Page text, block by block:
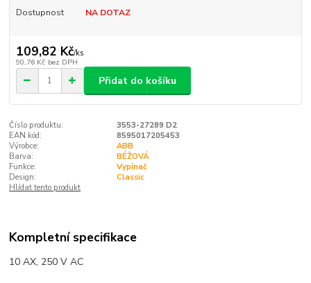
Dostupnost NA DOTAZ
109,82 Kč/ks
90,76 Kč bez DPH
Přidat do košíku
Číslo produktu:
3553-27289 D2
EAN kód:
8595017205453
Výrobce:
ABB
Barva:
BÉŽOVÁ
Funkce:
Vypínač
Design:
Classic
Hlídat tento produkt
Kompletní specifikace
10 AX, 250 V AC